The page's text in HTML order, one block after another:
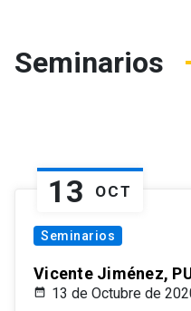
Seminarios
13 OCT
Seminarios
Vicente Jiménez,
13 de Octubre de